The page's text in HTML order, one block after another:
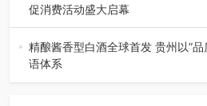
促消费活动盛大启幕
盛夏瑶乡，金芒盈野，歌舞飞扬。
舞”暨望谟芒果丰收季促…
精酿酱香型白酒全球首发 贵州以”
语体系